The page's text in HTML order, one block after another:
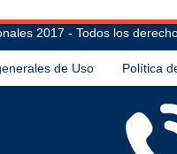
2017 - Todos los
de Uso Política